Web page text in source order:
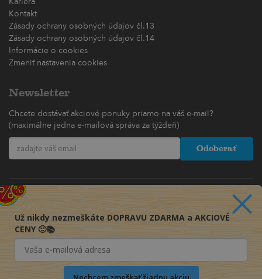
Kariéra
Kontakt
Zásady ochrany osobných údajov čl.13
Zásady ochrany osobných údajov čl.14
Informácie o cookies
Zmeniť nastavenia cookies
Newsletter
Chcete dostávať akciové ponuky priamo na váš e-mail?
(maximálne jedna e-mailová správa za týždeň)
Odoberať
Už nikdy nezmeškáte DOPRAVU ZDARMA a AKCIOVÉ
CENY 🙂📚